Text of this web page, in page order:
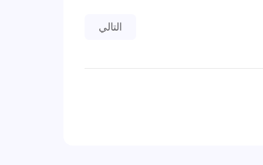
المقال التالي: عدد 28 نونبر 2020
التالي